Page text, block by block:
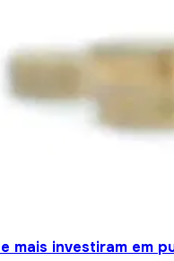
mais investiram em